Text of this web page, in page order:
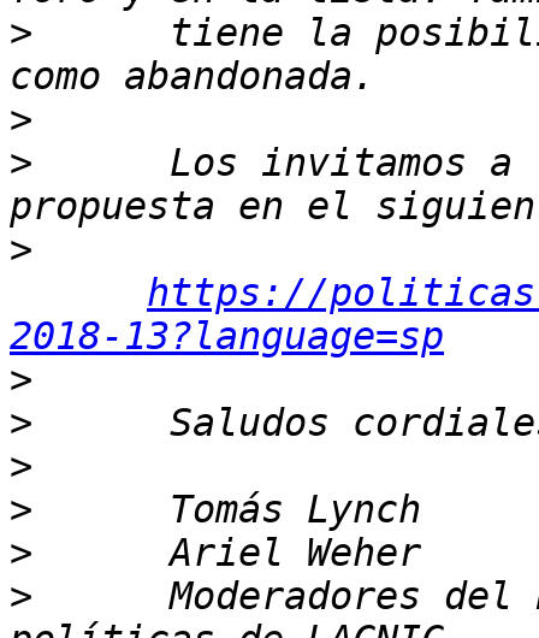
>
tiene la
>
>
Los invitamos a
>
https://
2018-13?language=sp
>
>
>
>
>
>
Moderadores del